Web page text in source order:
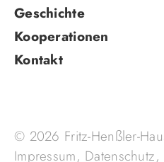
Geschichte
Kooperationen
Kontakt
© 2026 Fritz-Henßler-
Impressum, Datenschutz,